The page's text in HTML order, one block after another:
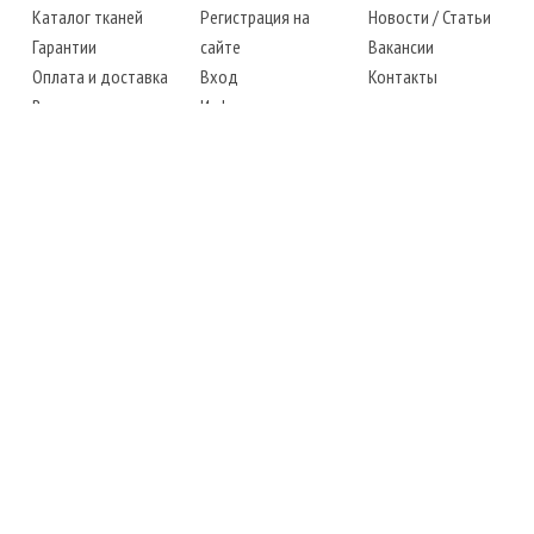
Каталог тканей
Гарантии
Оплата и доставка
Возврат товара
Регистрация на
сайте
Вход
Информация
Новости /Статьи
Вакансии
Контакты